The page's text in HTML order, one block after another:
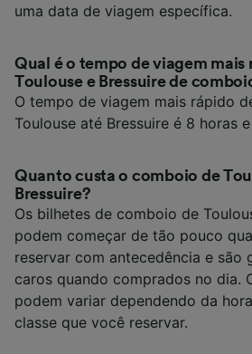
uma data de viagem específica.
Qual é o tempo de viagem mais
Toulouse e Bressuire de
O tempo de viagem mais rápido
Toulouse até Bressuire é 8 horas
Quanto custa o comboio de
Bressuire?
Os bilhetes de comboio de
podem começar de tão pouco
reservar com antecedência e são
caros quando comprados no dia.
podem variar dependendo da
classe que você reservar.